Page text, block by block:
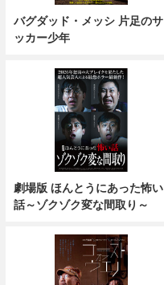
バグダッド・メッシ 片足のサ
ッカー少年
劇場版 ほんとうにあった怖い
話～ゾクゾク変な間取り～